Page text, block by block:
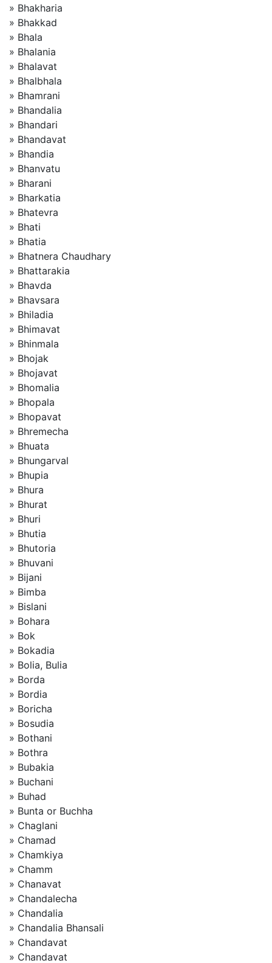
» Bhakharia
» Bhakkad
» Bhala
» Bhalania
» Bhalavat
» Bhalbhala
» Bhamrani
» Bhandalia
» Bhandari
» Bhandavat
» Bhandia
» Bhanvatu
» Bharani
» Bharkatia
» Bhatevra
» Bhati
» Bhatia
» Bhatnera Chaudhary
» Bhattarakia
» Bhavda
» Bhavsara
» Bhiladia
» Bhimavat
» Bhinmala
» Bhojak
» Bhojavat
» Bhomalia
» Bhopala
» Bhopavat
» Bhremecha
» Bhuata
» Bhungarval
» Bhupia
» Bhura
» Bhurat
» Bhuri
» Bhutia
» Bhutoria
» Bhuvani
» Bijani
» Bimba
» Bislani
» Bohara
» Bok
» Bokadia
» Bolia, Bulia
» Borda
» Bordia
» Boricha
» Bosudia
» Bothani
» Bothra
» Bubakia
» Buchani
» Buhad
» Bunta or Buchha
» Chaglani
» Chamad
» Chamkiya
» Chamm
» Chanavat
» Chandalecha
» Chandalia
» Chandalia Bhansali
» Chandavat
» Chandavat